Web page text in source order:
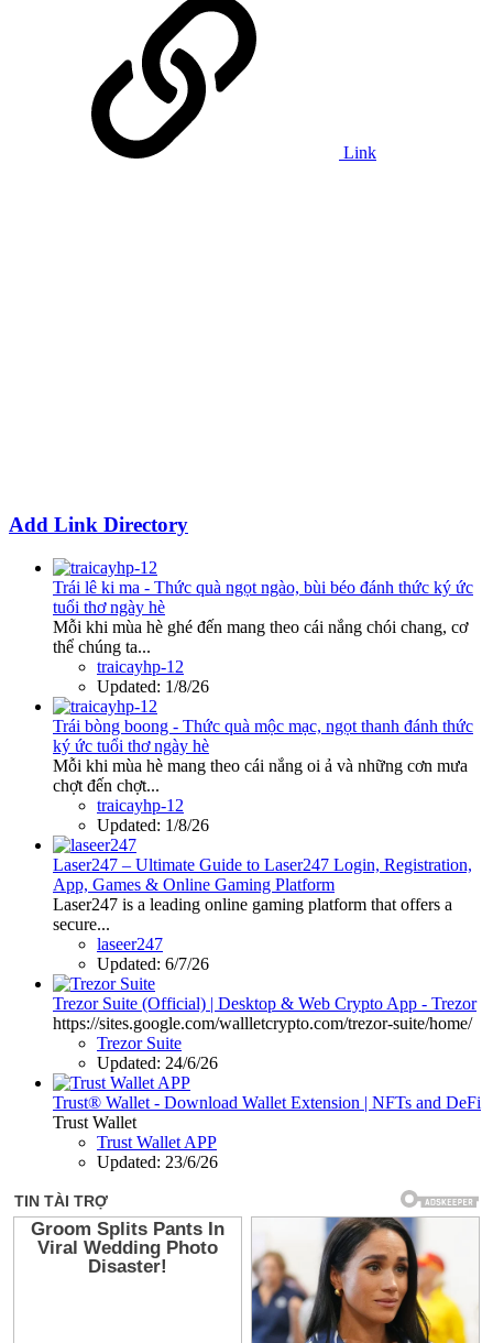
Link
Add Link Directory
Trái lê ki ma - Thức quà ngọt ngào, bùi béo đánh thức ký ức
tuổi thơ ngày hè
Mỗi khi mùa hè ghé đến mang theo cái nắng chói chang, cơ
thể chúng ta...
traicayhp-12
Updated: 1/8/26
Trái bòng boong - Thức quà mộc mạc, ngọt thanh đánh thức
ký ức tuổi thơ ngày hè
Mỗi khi mùa hè mang theo cái nắng oi ả và những cơn mưa
chợt đến chợt...
traicayhp-12
Updated: 1/8/26
Laser247 – Ultimate Guide to Laser247 Login, Registration,
App, Games & Online Gaming Platform
Laser247 is a leading online gaming platform that offers a
secure...
laseer247
Updated: 6/7/26
Trezor Suite (Official) | Desktop & Web Crypto App - Trezor
https://sites.google.com/wallletcrypto.com/trezor-suite/home/
Trezor Suite
Updated: 24/6/26
Trust® Wallet - Download Wallet Extension | NFTs and DeFi
Trust Wallet
Trust Wallet APP
Updated: 23/6/26